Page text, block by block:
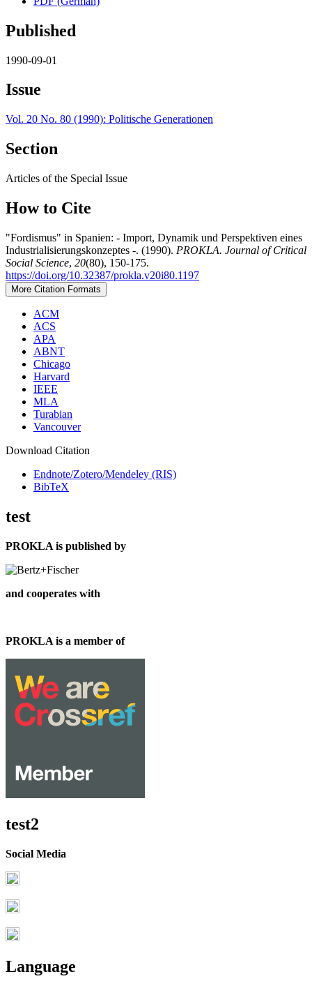
Published
1990-09-01
Issue
Vol. 20 No. 80 (1990): Politische Generationen
Section
Articles of the Special Issue
How to Cite
"Fordismus" in Spanien: - Import, Dynamik und Perspektiven eines
Industrialisierungskonzeptes -. (1990). PROKLA. Journal of Critical
Social Science, 20(80), 150-175.
https://doi.org/10.32387/prokla.v20i80.1197
More Citation Formats
ACM
ACS
APA
ABNT
Chicago
Harvard
IEEE
MLA
Turabian
Vancouver
Download Citation
Endnote/Zotero/Mendeley (RIS)
BibTeX
test
PROKLA is published by
and cooperates with
PROKLA is a member of
test2
Social Media
Language